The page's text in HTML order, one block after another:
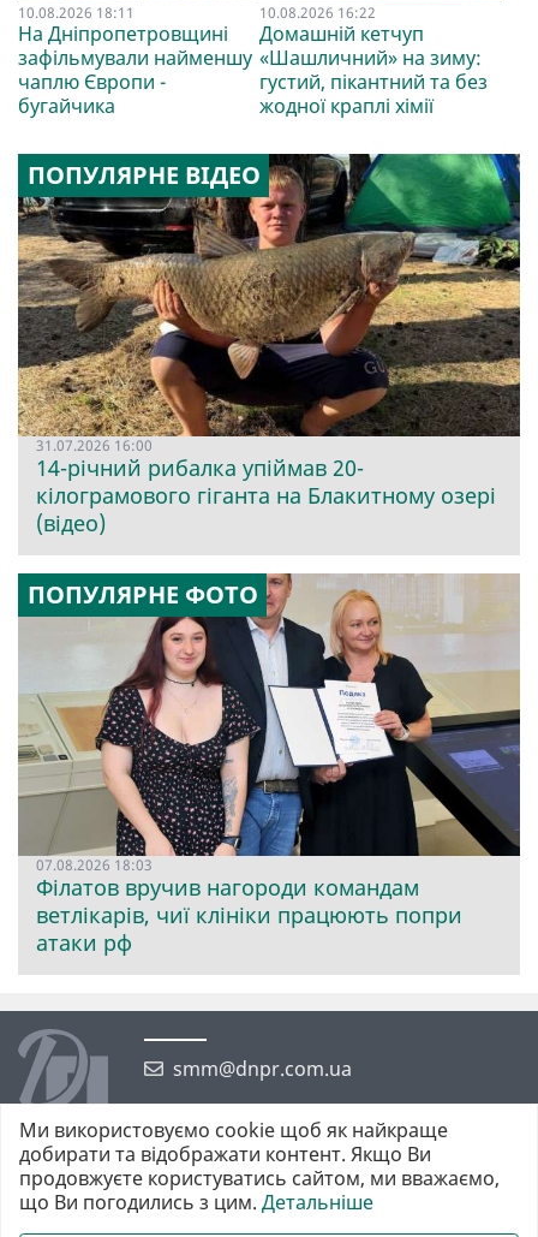
10.08.2026 18:11
На Дніпропетровщині
зафільмували найменшу
чаплю Європи -
бугайчика
10.08.2026 16:22
Домашній кетчуп
«Шашличний» на зиму:
густий, пікантний та без
жодної краплі хімії
ПОПУЛЯРНЕ ВІДЕО
31.07.2026 16:00
14-річний рибалка упіймав 20-
кілограмового гіганта на Блакитному озері
(відео)
ПОПУЛЯРНЕ ФОТО
07.08.2026 18:03
Філатов вручив нагороди командам
ветлікарів, чиї клініки працюють попри
атаки рф
smm@dnpr.com.ua
©2026 https://dnpr.com.ua Дніпровська порадниця
Ми використовуємо cookie щоб як найкраще
добирати та відображати контент. Якщо Ви
продовжуєте користуватись сайтом, ми вважаємо,
що Ви погодились з цим. Детальніше